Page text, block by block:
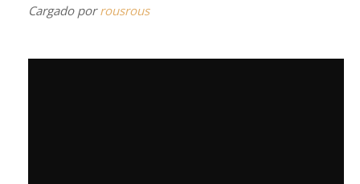
Cargado porrousrous